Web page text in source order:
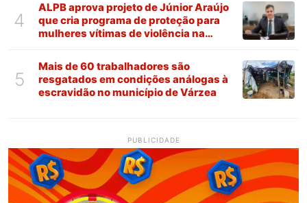
4
ALPB aprova projeto de Júnior Araújo
que cria programa de proteção para
mulheres vítimas de violência na
5
Mais de 60 trabalhadores são
resgatados em condições análogas à
escravidão no município de Várzea
PUBLICIDADE